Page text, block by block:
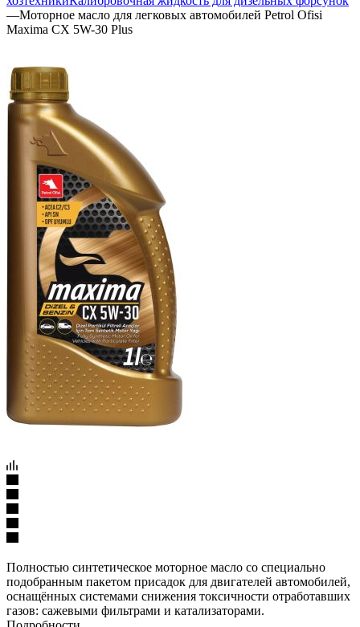
—Моторное масло для легковых автомобилей Petrol Ofisi
Maxima CX 5W-30 Plus
Полностью синтетическое моторное масло со специально
подобранным пакетом присадок для двигателей автомобилей,
оснащённых системами снижения токсичности отработавших
газов: сажевыми фильтрами и катализаторами.